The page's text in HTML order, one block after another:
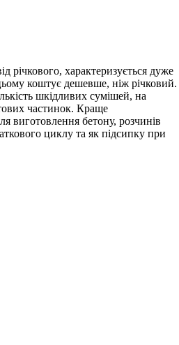
річкового, характеризується дуже
коштує дешевше, ніж річковий.
шкідливих сумішей, на
частинок. Краще
виготовлення бетону, розчинів
циклу та як підсипку при